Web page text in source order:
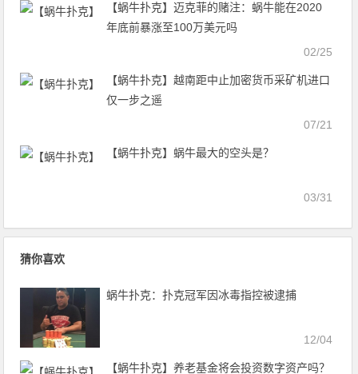
【蜗牛扑克】迈克菲的赌注：蜗牛能在2020
年底前暴涨至100万美元吗
02/25
【蜗牛扑克】越南距中止加密货币采矿机进口
仅一步之遥
07/21
【蜗牛扑克】蜗牛最大的空头是？
03/31
猜你喜欢
蜗牛扑克：扑克冠军因冰毒指控被逮捕
12/04
【蜗牛扑克】养老基金将会投资数字资产吗？